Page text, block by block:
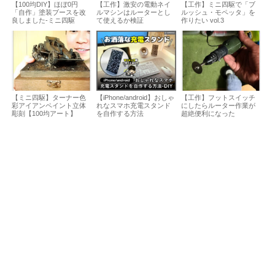
【100均DIY】ほぼ0円
「自作」塗装ブースを改
良しました-ミニ四駆
【工作】激安の電動ネイ
ルマシンはルーターとし
て使えるか検証
【工作】ミニ四駆で「ブ
ルッシュ・モペッタ」を
作りたい vol.3
【ミニ四駆】ターナー色
彩アイアンペイント立体
彫刻【100均アート】
【iPhone/android】おしゃ
れなスマホ充電スタンド
を自作する方法
【工作】フットスイッチ
にしたらルーター作業が
超絶便利になった